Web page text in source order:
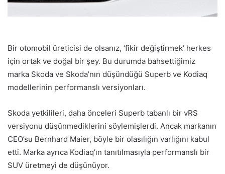
Bir otomobil üreticisi de olsanız, ‘fikir değiştirmek’ herkes
için ortak ve doğal bir şey. Bu durumda bahsettiğimiz
marka Skoda ve Skoda’nın düşündüğü Superb ve Kodiaq
modellerinin performanslı versiyonları.
Skoda yetkilileri, daha önceleri Superb tabanlı bir vRS
versiyonu düşünmediklerini söylemişlerdi. Ancak markanın
CEO’su Bernhard Maier, böyle bir olasılığın varlığını kabul
etti. Marka ayrıca Kodiaq’ın tanıtılmasıyla performanslı bir
SUV üretmeyi de düşünüyor.